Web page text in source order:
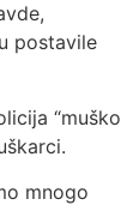
postavile
“muško
mnogo